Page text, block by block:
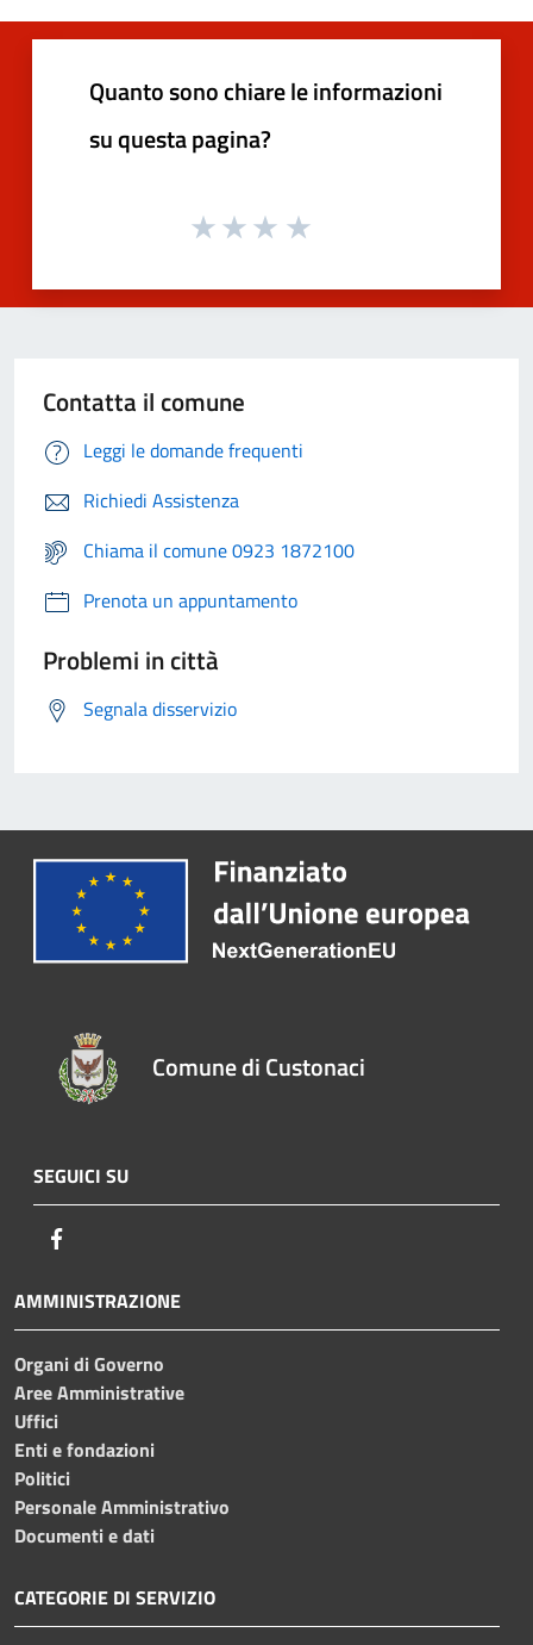
Quanto sono chiare le informazioni
su questa pagina?
Contatta il comune
Leggi le domande frequenti
Richiedi Assistenza
Chiama il comune 0923 1872100
Prenota un appuntamento
Problemi in città
Segnala disservizio
Comune di Custonaci
SEGUICI SU
AMMINISTRAZIONE
Organi di Governo
Aree Amministrative
Uffici
Enti e fondazioni
Politici
Personale Amministrativo
Documenti e dati
CATEGORIE DI SERVIZIO